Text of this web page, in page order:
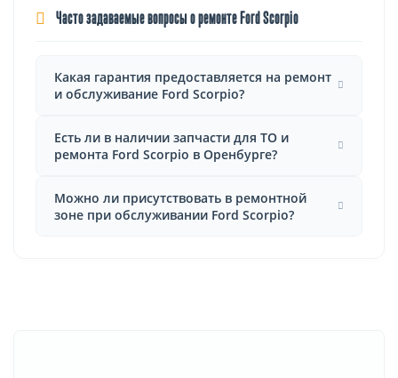
Часто задаваемые вопросы о ремонте Ford Scorpio
Какая гарантия предоставляется на ремонт
и обслуживание Ford Scorpio?
Есть ли в наличии запчасти для ТО и
ремонта Ford Scorpio в Оренбурге?
Можно ли присутствовать в ремонтной
зоне при обслуживании Ford Scorpio?